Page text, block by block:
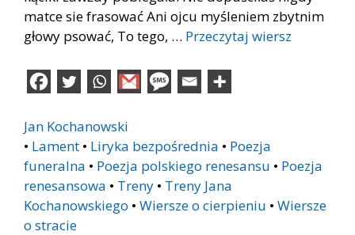
matce sie frasować Ani ojcu myśleniem zbytnim
głowy psować, To tego, … Przeczytaj wiersz
Jan Kochanowski
• Lament • Liryka bezpośrednia • Poezja
funeralna • Poezja polskiego renesansu • Poezja
renesansowa • Treny • Treny Jana
Kochanowskiego • Wiersze o cierpieniu • Wiersze
o stracie